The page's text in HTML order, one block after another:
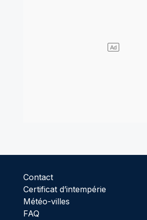
Contact
Certificat d’intempérie
Météo-villes
FAQ